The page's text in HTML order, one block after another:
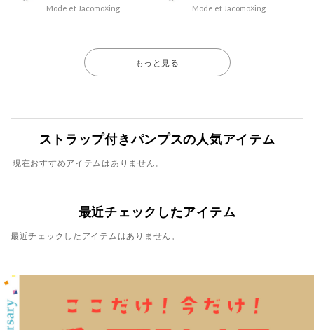
Mode et Jacomo×ing Mode et Jacomo×ing
もっと見る
ストラップ付きパンプスの人気アイテム
現在おすすめアイテムはありません。
最近チェックしたアイテム
最近チェックしたアイテムはありません。